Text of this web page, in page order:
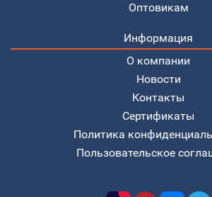
Оптовикам
Информация
О компании
Новости
Контакты
Сертификаты
Политика
Пользовательское